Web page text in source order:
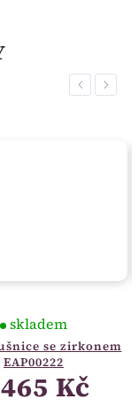
Previous
se zirkonem
EAP00222
skladem
Kč
Next